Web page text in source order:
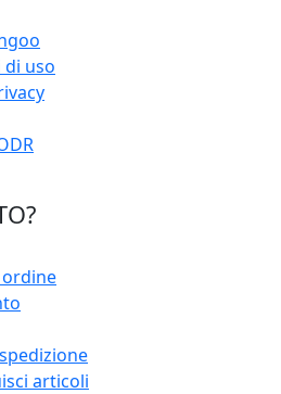
di uso
ordine
articoli